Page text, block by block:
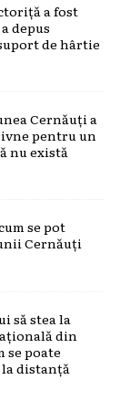
a fost
depus
de hârtie
Cernăuți a
pentru un
nu există
se pot
Cernăuți
să stea la
din
se poate
distanță